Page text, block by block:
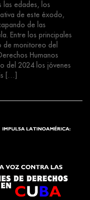
las edades, los
de este éxodo,
de las
Entre los principales
monitoreo del
Humanos
del 2024 los jóvenes
[…]